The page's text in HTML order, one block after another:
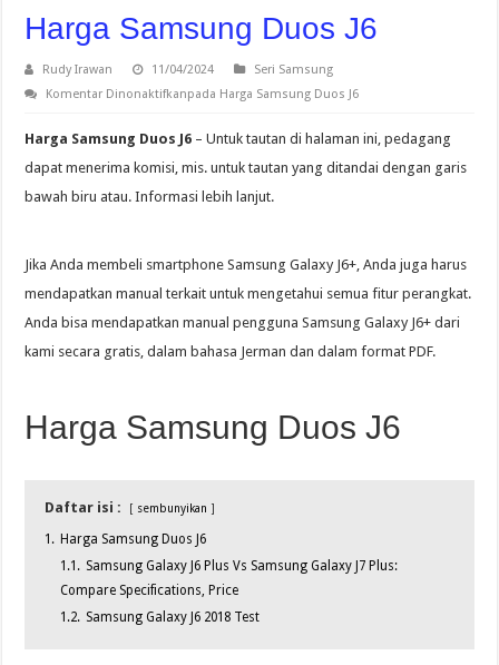
Harga Samsung Duos J6
Rudy Irawan 11/04/2024
Seri Samsung
Komentar Dinonaktifkanpada Harga Samsung Duos J6
Harga Samsung Duos J6 – Untuk tautan di halaman ini, pedagang
dapat menerima komisi, mis. untuk tautan yang ditandai dengan garis
bawah biru atau. Informasi lebih lanjut.
Jika Anda membeli smartphone Samsung Galaxy J6+, Anda juga harus
mendapatkan manual terkait untuk mengetahui semua fitur perangkat.
Anda bisa mendapatkan manual pengguna Samsung Galaxy J6+ dari
kami secara gratis, dalam bahasa Jerman dan dalam format PDF.
Harga Samsung Duos J6
Daftar isi : sembunyikan
1. Harga Samsung Duos J6
1.1. Samsung Galaxy J6 Plus Vs Samsung Galaxy J7 Plus:
Compare Specifications, Price
1.2. Samsung Galaxy J6 2018 Test